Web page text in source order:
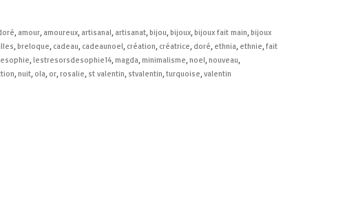
, amour, amoureux, artisanal, artisanat,bijou,bijoux,bijoux fait main,bijoux
,breloque, cadeau, cadeaunoel, création, créatrice, doré, ethnia, ethnie,fait
,lestresorsdesophie14,magda,minimalisme,noel,nouveau,
,nuit, ola, or,rosalie, st valentin, stvalentin,turquoise,valentin